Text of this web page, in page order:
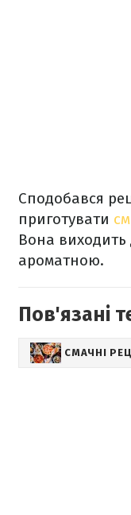
Сподобався
приготувати
Вона
ароматною.
Пов'язані
СМАЧНІ